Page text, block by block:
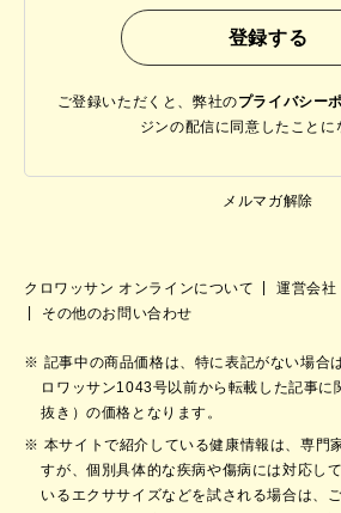
ご登録いただくと、弊社のプライバシー
ジンの配信に同意したことに
メルマガ解除
クロワッサン オンラインについて 運営会社
その他のお問い合わせ
記事中の商品価格は、特に表記がない場合
ロワッサン1043号以前から転載した記事に
抜き）の価格となります。
本サイトで紹介している健康情報は、専門
すが、個別具体的な疾病や傷病には対応し
いるエクササイズなどを試される場合は、